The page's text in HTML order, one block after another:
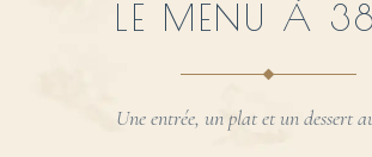
LE MENU À
Une entrée, un plat et un dessert